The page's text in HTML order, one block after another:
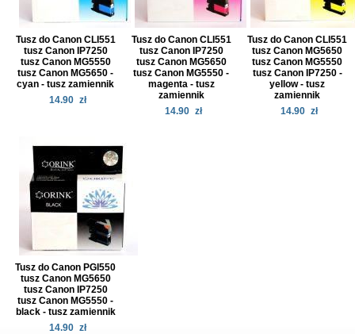
Tusz do Canon CLI551
tusz Canon IP7250
tusz Canon MG5550
tusz Canon MG5650 -
cyan - tusz zamiennik
14.90 zł
Tusz do Canon CLI551
tusz Canon IP7250
tusz Canon MG5650
tusz Canon MG5550 -
magenta - tusz
zamiennik
14.90 zł
Tusz do Canon CLI551
tusz Canon MG5650
tusz Canon MG5550
tusz Canon IP7250 -
yellow - tusz
zamiennik
14.90 zł
Tusz do Canon PGI550
tusz Canon MG5650
tusz Canon IP7250
tusz Canon MG5550 -
black - tusz zamiennik
14.90 zł